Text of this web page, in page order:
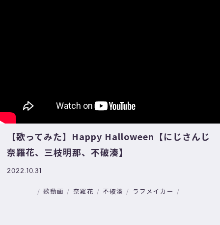
【歌ってみた】Happy Halloween【にじさんじ
奈羅花、三枝明那、不破湊】
2022.10.31
歌動画 奈羅花 不破湊 ラフメイカー